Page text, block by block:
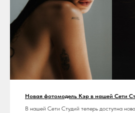
Новая фотомодель Кэр в нашей Сети
В нашей Сети Студий теперь доступна